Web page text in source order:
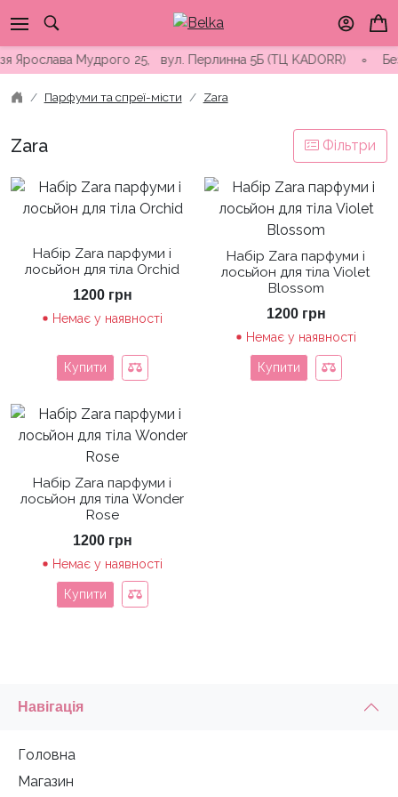
to
content
Мудрого 25, вул. Перлинна 5Б (ТЦ KADORR) ∘
Парфуми та спреї-місти Zara
Zara Фільтри
Набір Zara парфуми і
лосьйон для тіла Orchid
1200 грн
Немає у наявності
Купити
Набір Zara парфуми і
лосьйон для тіла Violet
Blossom
1200 грн
Немає у наявності
Купити
Набір Zara парфуми і
лосьйон для тіла Wonder
Rose
1200 грн
Немає у наявності
Купити
Навігація
Головна
Магазин